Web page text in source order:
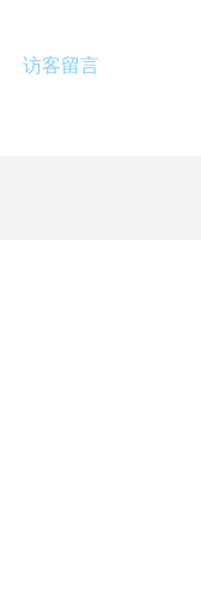
访客留言